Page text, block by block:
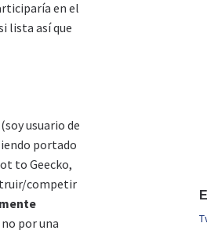
en el
lista así que
usuario de
portado
to Geecko,
competir
no por una